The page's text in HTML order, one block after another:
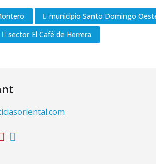
municipio Santo Domingo
sector El Café de Herrera